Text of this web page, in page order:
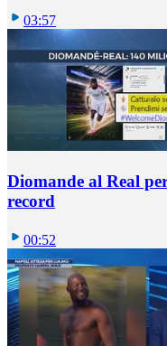
03:57
Diomande al Real
record
00:52